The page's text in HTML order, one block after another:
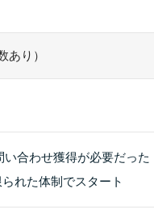
あり）
合わせ獲得が必要だった
れた体制でスタート